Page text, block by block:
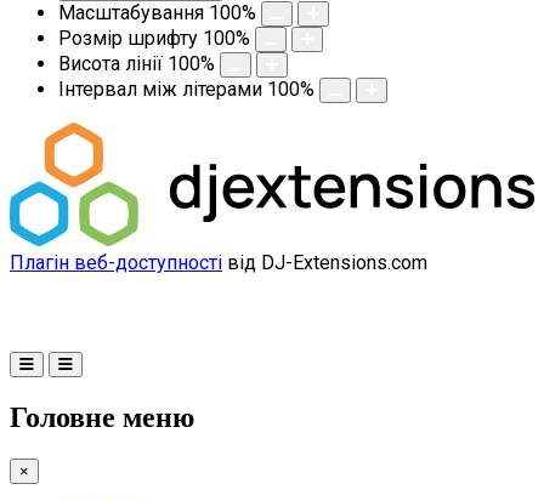
Масштабування 100%
Розмір шрифту 100%
Висота лінії 100%
Інтервал між літерами 100%
Плагін веб-доступності від DJ-Extensions.com
Головне меню
×